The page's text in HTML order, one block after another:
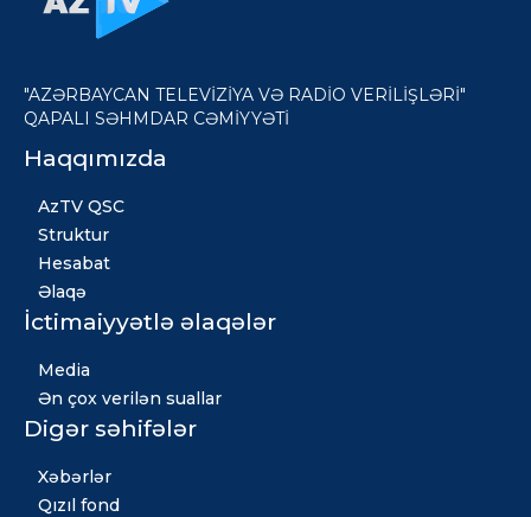
"AZƏRBAYCAN TELEVİZİYA VƏ RADİO VERİLİŞLƏRİ"
QAPALI SƏHMDAR CƏMİYYƏTİ
Haqqımızda
AzTV QSC
Struktur
Hesabat
Əlaqə
İctimaiyyətlə əlaqələr
Media
Ən çox verilən suallar
Digər səhifələr
Xəbərlər
Qızıl fond